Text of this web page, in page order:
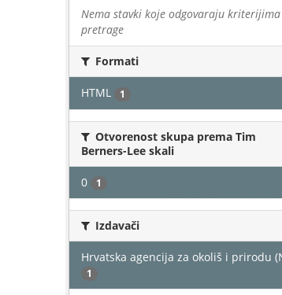
Nema stavki koje odgovaraju kriterijima
pretrage
Formati
HTML 1
Otvorenost skupa prema Tim
Berners-Lee skali
0 1
Izdavači
Hrvatska agencija za okoliš i prirodu
1